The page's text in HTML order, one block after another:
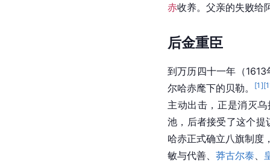
赤收养。父亲的失败给
后金重臣
到万历四十一年（
尔哈赤麾下的贝勒。
[1 ][
主动出击，正是消灭
池，后者接受了这个提
哈赤正式确立八旗制度
敏与代善、 莽古尔泰